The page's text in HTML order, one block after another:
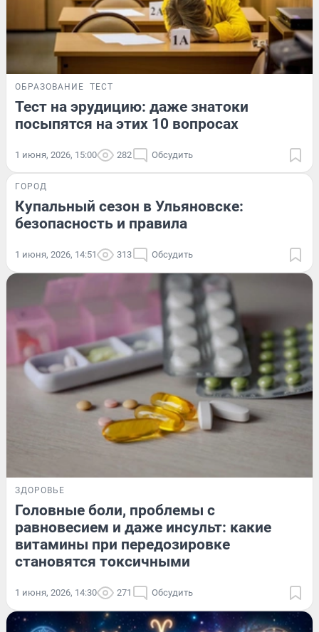
ОБРАЗОВАНИЕ ТЕСТ
Тест на эрудицию: даже знатоки
посыпятся на этих 10 вопросах
1 июня, 2026, 15:00 282 Обсудить
ГОРОД
Купальный сезон в Ульяновске:
безопасность и правила
1 июня, 2026, 14:51 313 Обсудить
ЗДОРОВЬЕ
Головные боли, проблемы с
равновесием и даже инсульт: какие
витамины при передозировке
становятся токсичными
1 июня, 2026, 14:30 271 Обсудить